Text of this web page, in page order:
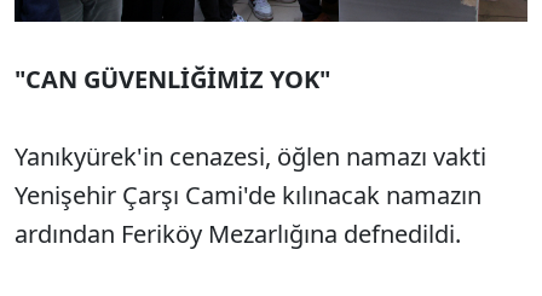
"CAN GÜVENLİĞİMİZ YOK"
Yanıkyürek'in cenazesi, öğlen namazı vakti
Yenişehir Çarşı Cami'de kılınacak namazın
ardından Feriköy Mezarlığına defnedildi.